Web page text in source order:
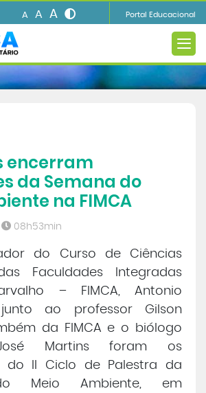
A A A Portal Educacional
encerram
da Semana do
na FIMCA
08h53min
do Curso de Ciências
Faculdades Integradas
– FIMCA, Antonio
junto ao professor Gilson
da FIMCA e o biólogo
Martins foram os
do II Ciclo de Palestra da
Meio Ambiente, em